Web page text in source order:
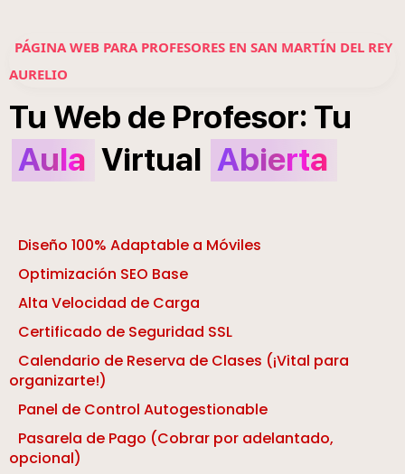
PÁGINA WEB PARA PROFESORES EN SAN MARTÍN DEL REY
AURELIO
Tu Web de Profesor: Tu
Aula Virtual Abierta
Diseño 100% Adaptable a Móviles
Optimización SEO Base
Alta Velocidad de Carga
Certificado de Seguridad SSL
Calendario de Reserva de Clases (¡Vital para
organizarte!)
Panel de Control Autogestionable
Pasarela de Pago (Cobrar por adelantado,
opcional)